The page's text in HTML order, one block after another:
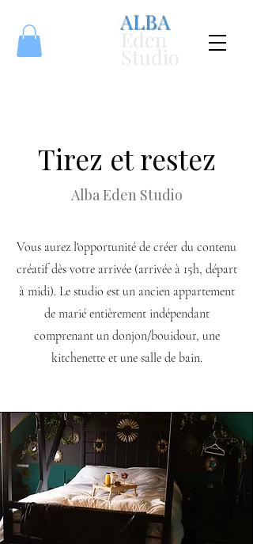
ALBA
Eden
Studio
Tirez et restez
Alba Eden Studio
Vous aurez l'opportunité de créer du contenu
créatif dès votre arrivée (arrivée à 15h, départ
à midi). Le studio est un ancien appartement
de marié entièrement indépendant
comprenant un donjon/bouidour, une
kitchenette et une salle de bain.